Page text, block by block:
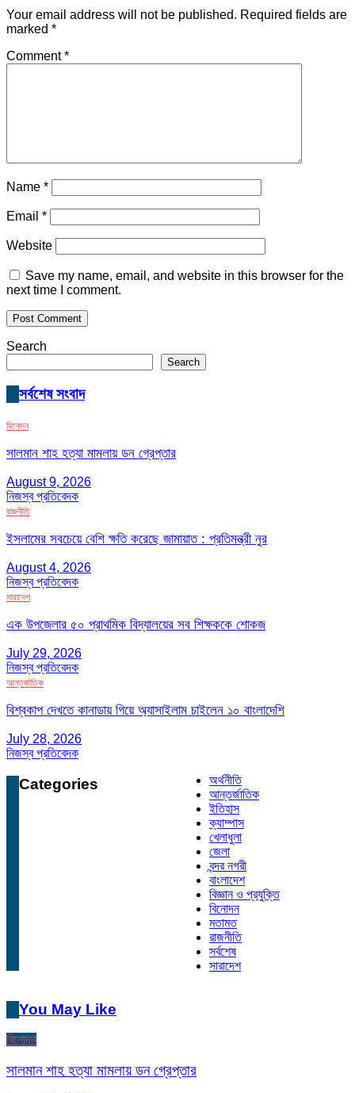
Your email address will not be published. Required fields are
marked *
Comment*
Name *
Email *
Website
Save my name, email, and website in this browser for the
next time I comment.
Search
Search
সর্বশেষ সংবাদ
বিনোদন
সালমান শাহ হত্যা মামলায় ডন গ্রেপ্তার
August 9, 2026
নিজস্ব প্রতিবেদক
রাজনীতি
ইসলামের সবচেয়ে বেশি ক্ষতি করেছে জামায়াত : প্রতিমন্ত্রী নুর
August 4, 2026
নিজস্ব প্রতিবেদক
সারাদেশ
এক উপজেলার ৫০ প্রাথমিক বিদ্যালয়ের সব শিক্ষককে শোকজ
July 29, 2026
নিজস্ব প্রতিবেদক
আন্তর্জাতিক
বিশ্বকাপ দেখতে কানাডায় গিয়ে অ্যাসাইলাম চাইলেন ১০ বাংলাদেশি
July 28, 2026
নিজস্ব প্রতিবেদক
Categories
অর্থনীতি
আন্তর্জাতিক
ইতিহাস
ক্যাম্পাস
খেলাধুলা
জেলা
বন্দর নগরী
বাংলাদেশ
বিজ্ঞান ও প্রযুক্তি
বিনোদন
মতামত
রাজনীতি
সর্বশেষ
সারাদেশ
You May Like
বিনোদন
সালমান শাহ হত্যা মামলায় ডন গ্রেপ্তার